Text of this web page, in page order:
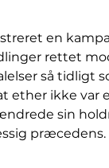
en
rettet
så tidligt
ether ikke var
sin
præcedens.